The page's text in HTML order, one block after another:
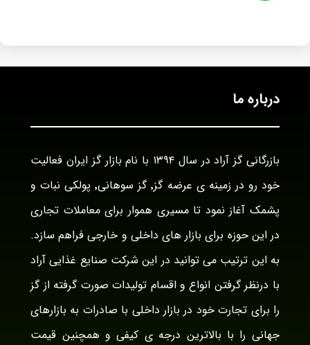
درباره ما
بازرگانی گز آراد در سال ۱۳۹۴ با نام بازار گز ایران فعالیت
خود رو در زمینه ی عرضه گز٬ گز سوهانی٬ پولکی نبات و
پشمک آغاز نمود تا مسیری هموار برای معاملات تجاری
در این حوزه برای بازار های داخلی و خارجی فراهم سازد.
به این ترتیب می توانید در این شرکت صنایع غذایی آراد
با درنظر گرفتن انواع و اقسام تولیدات صورت گرفته از گز
را برای تجارت خود در بازار داخلی با صادرات به بازارهای
جهانی را با بالاترین درجه ی کیفی و همچنین قیمت